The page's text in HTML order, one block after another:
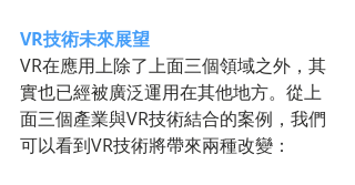
VR技術未來展望
VR在應用上除了上面三個領域之外，其
實也已經被廣泛運用在其他地方。從上
面三個產業與VR技術結合的案例，我們
可以看到VR技術將帶來兩種改變：